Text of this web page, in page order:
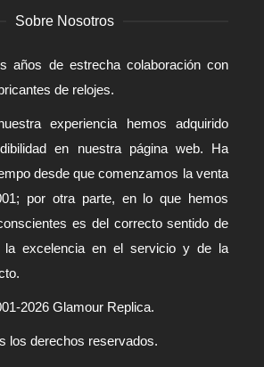
Sobre Nosotros
años de estrecha colaboración con
de relojes.
experiencia hemos adquirido
en nuestra página web. Ha
desde que comenzamos la venta
por otra parte, en lo que hemos
es del correcto sentido de
la excelencia en el servicio y de la
2026 Glamour Replica.
los derechos reservados.